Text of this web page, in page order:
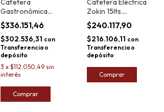
Cafetera
Gastronómica
Eléctrica Zokin 15L
$336.151,46
$302.536,31 con
Transferencia o
depósito
3 x $112.050,49 sin
interés
Comprar
Cafetera Eléctrica
Zokin 15lts.
Gastronómica Acero
Inox.
$240.117,90
$216.106,11 con
Transferencia o
depósito
Comprar